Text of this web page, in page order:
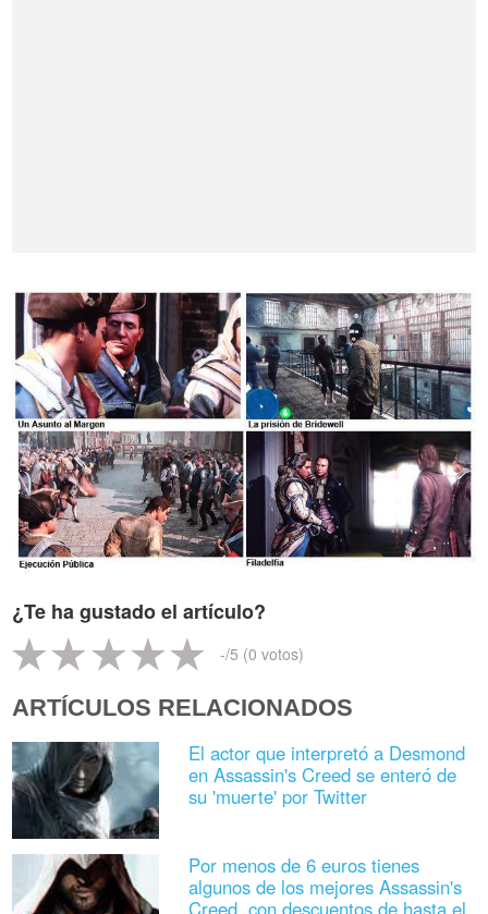
¿Te ha gustado el artículo?
-/5 (0 votos)
ARTÍCULOS RELACIONADOS
El actor que interpretó a Desmond
en Assassin's Creed se enteró de
su 'muerte' por Twitter
Por menos de 6 euros tienes
algunos de los mejores Assassin's
Creed, con descuentos de hasta el